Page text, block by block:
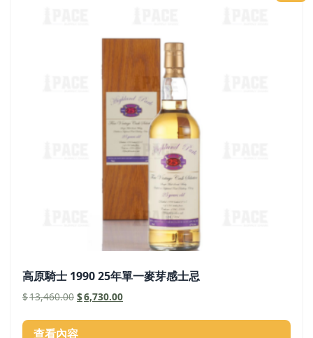
高原騎士 1990 25年單一麥芽感士忌
$13,460.00 原
價
$6,730.00目
價
查看內容